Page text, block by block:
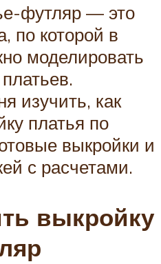
футляр — это
по которой в
моделировать
изучить, как
платья по
выкройки и
с расчетами.
выкройку